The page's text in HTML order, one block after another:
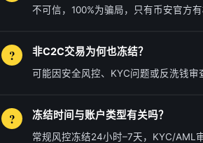
不可信，100%为骗局，只有币安官方有
非C2C交易为何也冻结？
可能因安全风控、KYC问题或反洗钱审
冻结时间与账户类型有关吗？
常规风控冻结24小时–7天，KYC/AML